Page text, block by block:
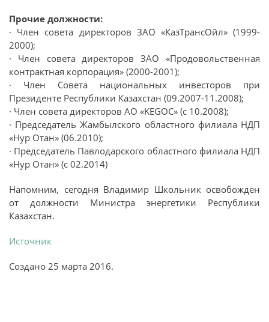
Прочие должности:
· Член совета директоров ЗАО «КазТрансОйл» (1999-
2000);
· Член совета директоров ЗАО «Продовольственная
контрактная корпорация» (2000-2001);
· Член Совета национальных инвесторов при
Президенте Республики Казахстан (09.2007-11.2008);
· Член совета директоров АО «KEGOC» (с 10.2008);
· Председатель Жамбылского областного филиала НДП
«Нур Отан» (06.2010);
· Председатель Павлодарского областного филиала НДП
«Нур Отан» (с 02.2014)
Напомним, сегодня Владимир Школьник освобожден
от должности Министра энергетики Республики
Казахстан.
Источник
Создано 25 марта 2016.